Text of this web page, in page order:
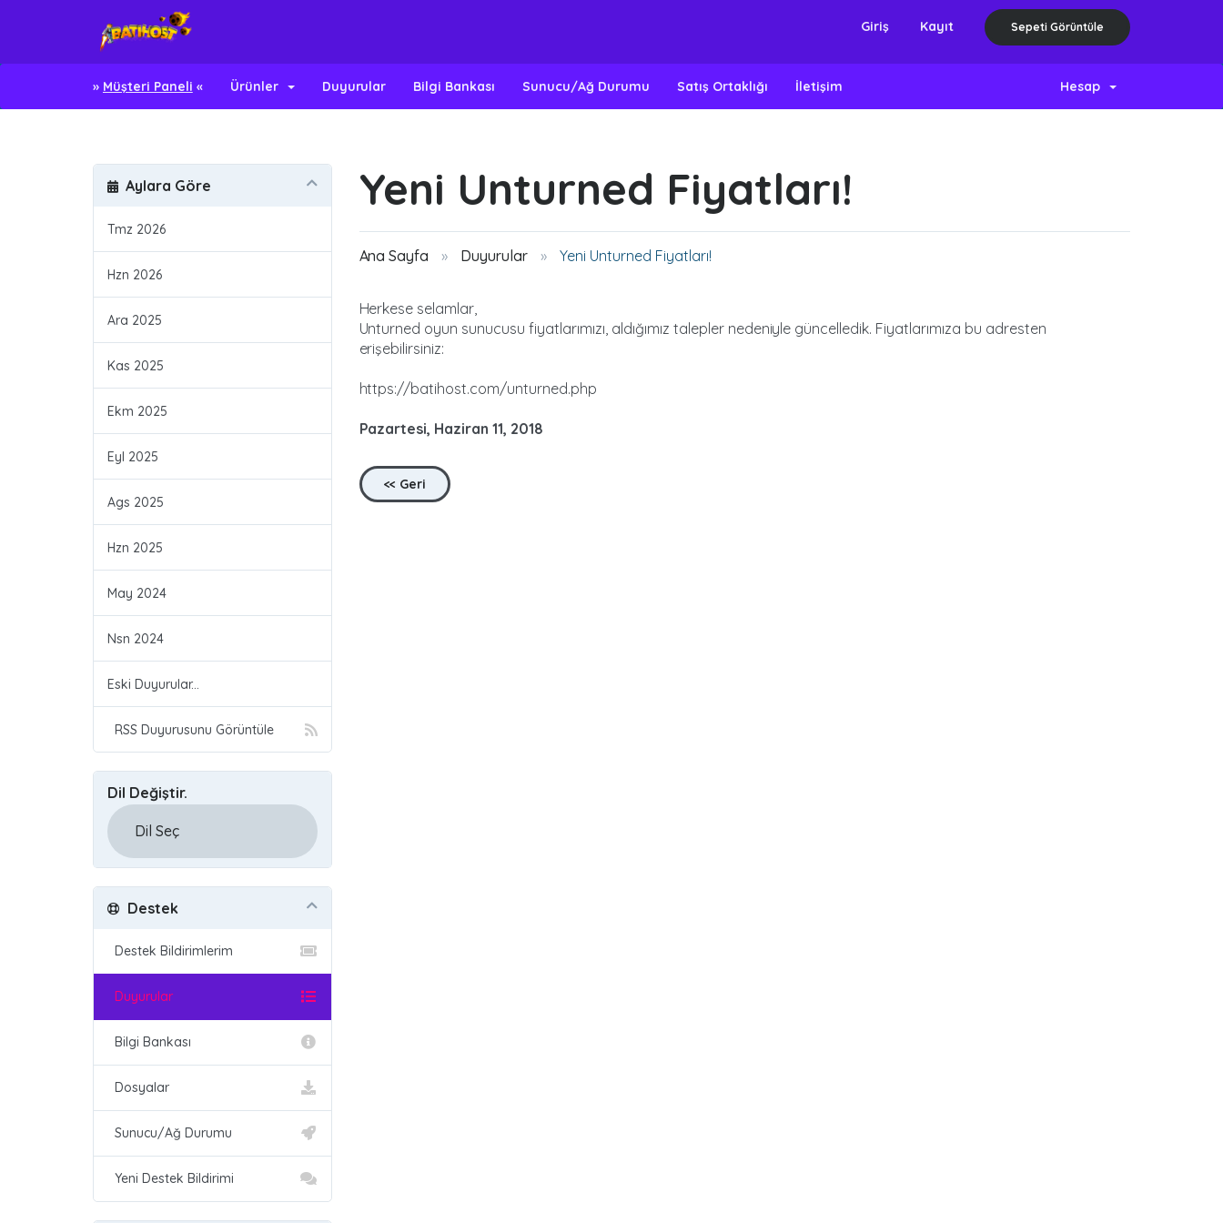
Giriş Kayıt Sepeti Görüntüle
» Müşteri Paneli « Ürünler Duyurular Bilgi Bankası Sunucu/Ağ Durumu Satış Ortaklığı İletişim Hesap
Yeni Unturned Fiyatları!
Ana Sayfa Duyurular Yeni Unturned Fiyatları!
Aylara Göre
Tmz 2026
Hzn 2026
Ara 2025
Kas 2025
Ekm 2025
Eyl 2025
Ags 2025
Hzn 2025
May 2024
Nsn 2024
Eski Duyurular...
RSS Duyurusunu Görüntüle
Dil Değiştir.
Herkese selamlar,
Unturned oyun sunucusu fiyatlarımızı, aldığımız talepler nedeniyle güncelledik. Fiyatlarımıza bu adresten
erişebilirsiniz:
https://batihost.com/unturned.php
Pazartesi, Haziran 11, 2018
<< Geri
Destek
Destek Bildirimlerim
Duyurular
Bilgi Bankası
Dosyalar
Sunucu/Ağ Durumu
Yeni Destek Bildirimi